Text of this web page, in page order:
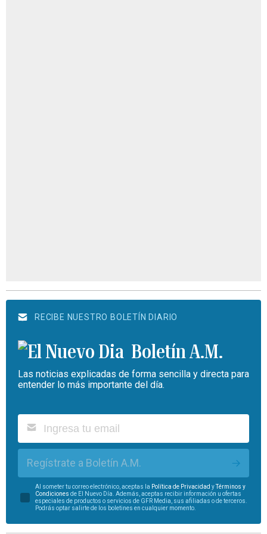
RECIBE NUESTRO BOLETÍN DIARIO
Boletín A.M.
Las noticias explicadas de forma sencilla y directa para
entender lo más importante del día.
Regístrate a Boletín A.M.
Al someter tu correo electrónico, aceptas la Política de Privacidad yTérminos y
Condiciones de El Nuevo Día. Además, aceptas recibir información u ofertas
especiales de productos o servicios de GFR Media, sus afiliadas o de terceros.
Podrás optar salirte de los boletines en cualquier momento.